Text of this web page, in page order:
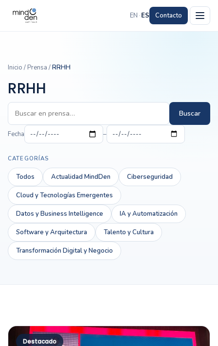
EN · ES Contacto
Inicio / Prensa /RRHH
RRHH
Buscar
Fecha –
CATEGORÍAS
Todos Actualidad MindDen Ciberseguridad
Cloud y Tecnologías Emergentes
Datos y Business Intelligence IA y Automatización
Software y Arquitectura Talento y Cultura
Transformación Digital y Negocio
Destacado